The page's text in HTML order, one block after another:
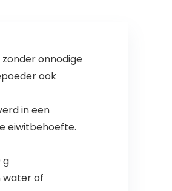
onnodige
ook
in een
eiwitbehoefte.
g
water of